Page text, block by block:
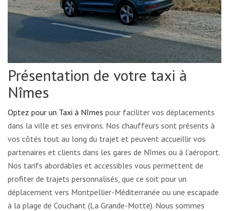
Présentation de votre taxi à
Nîmes
Optez pour un Taxi à Nîmes pour faciliter vos déplacements
dans la ville et ses environs. Nos chauffeurs sont présents à
vos côtés tout au long du trajet et peuvent accueillir vos
partenaires et clients dans les gares de Nîmes ou à l’aéroport.
Nos tarifs abordables et accessibles vous permettent de
profiter de trajets personnalisés, que ce soit pour un
déplacement vers Montpellier-Méditerranée ou une escapade
à la plage de Couchant (La Grande-Motte). Nous sommes